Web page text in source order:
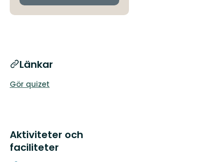
Länkar
Gör quizet
Aktiviteter och
faciliteter